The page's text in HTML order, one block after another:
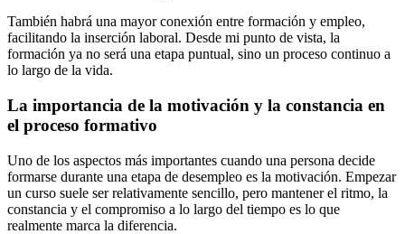
También habrá una mayor conexión entre formación y empleo,
facilitando la inserción laboral. Desde mi punto de vista, la
formación ya no será una etapa puntual, sino un proceso continuo a
lo largo de la vida.
La importancia de la motivación y la constancia en
el proceso formativo
Uno de los aspectos más importantes cuando una persona decide
formarse durante una etapa de desempleo es la motivación. Empezar
un curso suele ser relativamente sencillo, pero mantener el ritmo, la
constancia y el compromiso a lo largo del tiempo es lo que
realmente marca la diferencia.